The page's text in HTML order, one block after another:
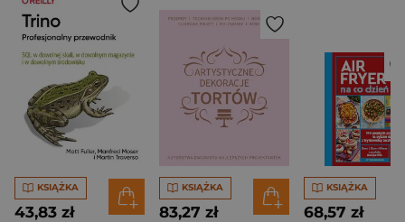
KSIĄŻKA
43,83 zł
KSIĄŻKA
83,27 zł
KSIĄŻKA
68,57 zł